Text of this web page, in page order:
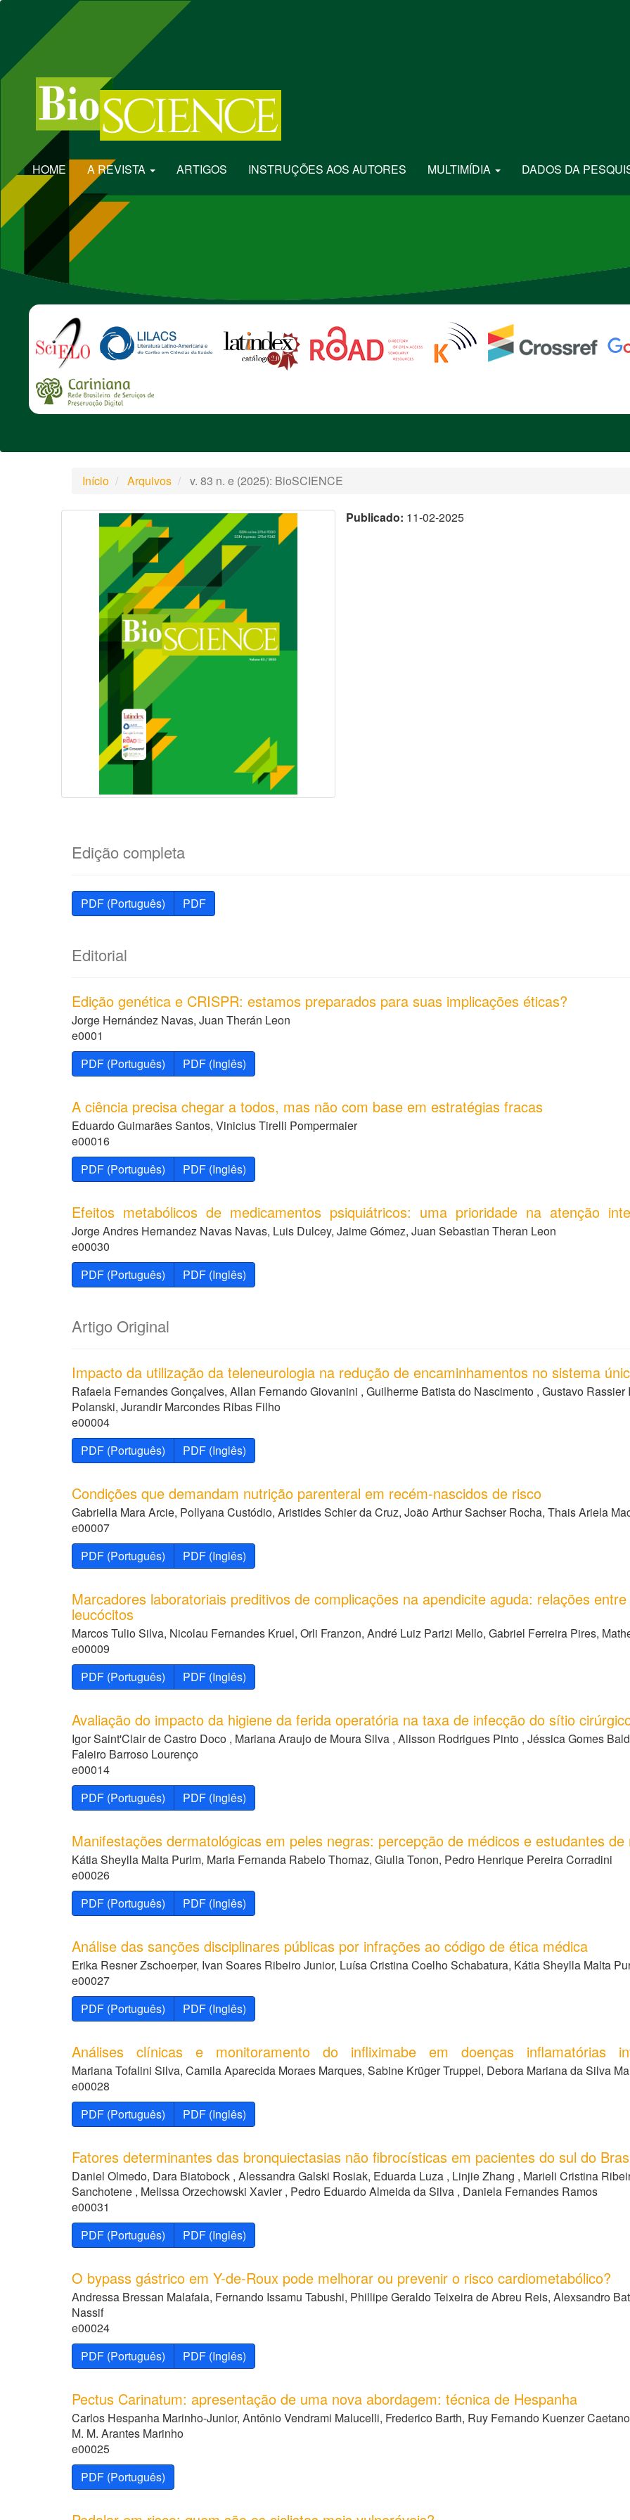
Navegação
Principal
Conteúdo
principal
Lateral
HOME A REVISTA ARTIGOS INSTRUÇÕES AOS AUTORES MULTIMÍDIA DADOS DA
Início Arquivos v. 83 n. e (2025): BioSCIENCE
Publicado: 11-02-2025
Edição completa
PDF (Português) PDF
Editorial
Edição genética e CRISPR: estamos preparados para suas implicações éticas?
Jorge Hernández Navas, Juan Therán Leon
e0001
PDF (Português)
PDF (Inglês)
A ciência precisa chegar a todos, mas não com base em estratégias fracas
Eduardo Guimarães Santos, Vinicius Tirelli Pompermaier
e00016
PDF (Português)
PDF (Inglês)
Efeitos metabólicos de medicamentos psiquiátricos: uma prioridade na atenção
Jorge Andres Hernandez Navas Navas, Luis Dulcey, Jaime Gómez, Juan Sebastian Theran Leon
e00030
PDF (Português)
PDF (Inglês)
Artigo Original
Impacto da utilização da teleneurologia na redução de encaminhamentos no sistema
Rafaela Fernandes Gonçalves, Allan Fernando Giovanini , Guilherme Batista do Nascimento , Gustavo
Polanski, Jurandir Marcondes Ribas Filho
e00004
PDF (Português)
PDF (Inglês)
Condições que demandam nutrição parenteral em recém-nascidos de risco
Gabriella Mara Arcie, Pollyana Custódio, Aristides Schier da Cruz, João Arthur Sachser Rocha, Thais Ariela
e00007
PDF (Português)
PDF (Inglês)
Marcadores laboratoriais preditivos de complicações na apendicite aguda: relações
leucócitos
Marcos Tulio Silva, Nicolau Fernandes Kruel, Orli Franzon, André Luiz Parizi Mello, Gabriel Ferreira Pires,
e00009
PDF (Português)
PDF (Inglês)
Avaliação do impacto da higiene da ferida operatória na taxa de infecção do sítio
Igor Saint'Clair de Castro Doco , Mariana Araujo de Moura Silva , Alisson Rodrigues Pinto , Jéssica Gomes
Faleiro Barroso Lourenço
e00014
PDF (Português)
PDF (Inglês)
Manifestações dermatológicas em peles negras: percepção de médicos e estudantes de
Kátia Sheylla Malta Purim, Maria Fernanda Rabelo Thomaz, Giulia Tonon, Pedro Henrique Pereira Corradini
e00026
PDF (Português)
PDF (Inglês)
Análise das sanções disciplinares públicas por infrações ao código de ética médica
Erika Resner Zschoerper, Ivan Soares Ribeiro Junior, Luísa Cristina Coelho Schabatura, Kátia Sheylla Malta
e00027
PDF (Português)
PDF (Inglês)
Análises clínicas e monitoramento do infliximabe em doenças inflamatórias
Mariana Tofalini Silva, Camila Aparecida Moraes Marques, Sabine Krüger Truppel, Debora Mariana da Silva
e00028
PDF (Português)
PDF (Inglês)
Fatores determinantes das bronquiectasias não fibrocísticas em pacientes do sul do
Daniel Olmedo, Dara Biatobock , Alessandra Galski Rosiak, Eduarda Luza , Linjie Zhang , Marieli Cristina
Sanchotene , Melissa Orzechowski Xavier , Pedro Eduardo Almeida da Silva , Daniela Fernandes Ramos
e00031
PDF (Português)
PDF (Inglês)
O bypass gástrico em Y-de-Roux pode melhorar ou prevenir o risco cardiometabólico?
Andressa Bressan Malafaia, Fernando Issamu Tabushi, Phillipe Geraldo Teixeira de Abreu Reis, Alexsandro
Nassif
e00024
PDF (Português)
PDF (Inglês)
Pectus Carinatum: apresentação de uma nova abordagem: técnica de Hespanha
Carlos Hespanha Marinho-Junior, Antônio Vendrami Malucelli, Frederico Barth, Ruy Fernando Kuenzer
M. M. Arantes Marinho
e00025
PDF (Português)